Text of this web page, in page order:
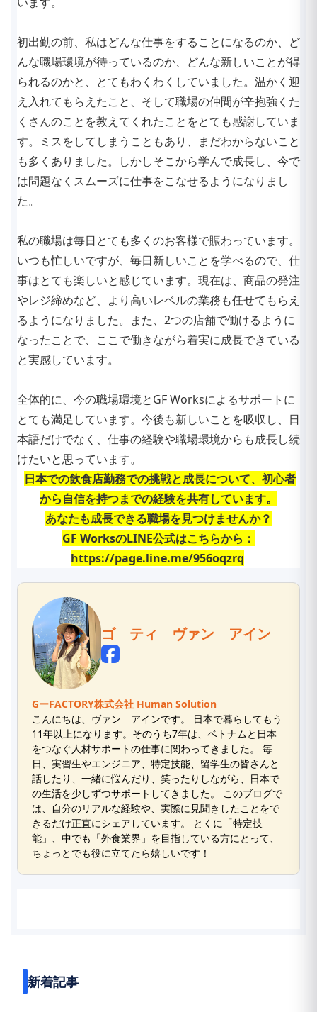
初出勤の前、私はどんな仕事をすることになるのか、ど
んな職場環境が待っているのか、どんな新しいことが得
られるのかと、とてもわくわくしていました。温かく迎
え入れてもらえたこと、そして職場の仲間が辛抱強くた
くさんのことを教えてくれたことをとても感謝していま
す。ミスをしてしまうこともあり、まだわからないこと
も多くありました。しかしそこから学んで成長し、今で
は問題なくスムーズに仕事をこなせるようになりまし
た。
私の職場は毎日とても多くのお客様で賑わっています。
いつも忙しいですが、毎日新しいことを学べるので、仕
事はとても楽しいと感じています。現在は、商品の発注
やレジ締めなど、より高いレベルの業務も任せてもらえ
るようになりました。また、2つの店舗で働けるように
なったことで、ここで働きながら着実に成長できている
と実感しています。
全体的に、今の職場環境とGF Worksによるサポートに
とても満足しています。今後も新しいことを吸収し、日
本語だけでなく、仕事の経験や職場環境からも成長し続
けたいと思っています。
日本での飲食店勤務での挑戦と成長について、初心者
から自信を持つまでの経験を共有しています。
あなたも成長できる職場を見つけませんか？
GF WorksのLINE公式はこちらから：
https://page.line.me/956oqzrq
ゴ ティ ヴァン アイン
GーFACTORY株式会社 Human Solution
こんにちは、ヴァン アインです。 日本で暮らしてもう
11年以上になります。そのうち7年は、ベトナムと日本
をつなぐ人材サポートの仕事に関わってきました。 毎
日、実習生やエンジニア、特定技能、留学生の皆さんと
話したり、一緒に悩んだり、笑ったりしながら、日本で
の生活を少しずつサポートしてきました。 このブログで
は、自分のリアルな経験や、実際に見聞きしたことをで
きるだけ正直にシェアしています。 とくに「特定技
能」、中でも「外食業界」を目指している方にとって、
ちょっとでも役に立てたら嬉しいです！
新着記事